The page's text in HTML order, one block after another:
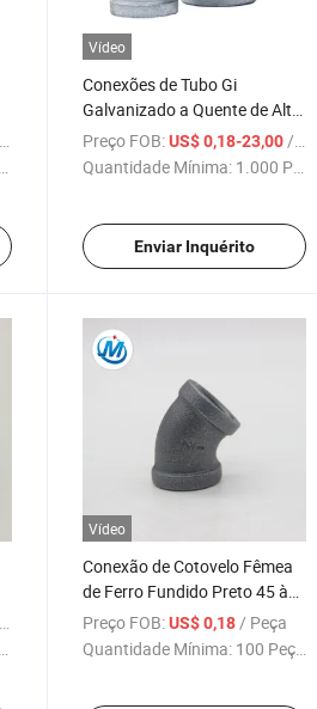
Vídeo
Conexões de Tubo Gi
Galvanizado a Quente de Alta
Resistência 90 Cotovelo
Conexão de Tubo de Ferro
Preço FOB: US$ 0,18-23,00 / Peça
Quantidade Mínima: 1.000 Peças
Enviar Inquérito
Vídeo
Conexão de Cotovelo Fêmea
de Ferro Fundido Preto 45 à
Venda
Preço FOB: US$ 0,18 / Peça
Quantidade Mínima: 100 Peças